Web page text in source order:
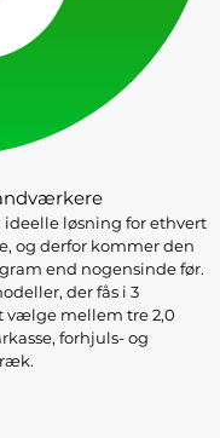
løsning for ethvert
og derfor kommer den
end nogensinde før.
der fås i 3
vælge mellem tre 2,0
forhjuls- og